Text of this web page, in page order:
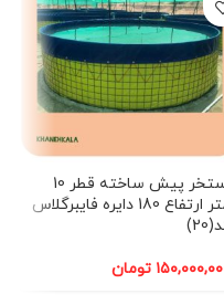
استخر پیش ساخته قطر 10
متر ارتفاع 180 دایره فایبرگلاس
تومان